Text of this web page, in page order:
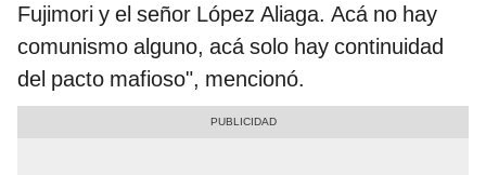
Fujimori y el señor López Aliaga. Acá no hay
comunismo alguno, acá solo hay continuidad
del pacto mafioso", mencionó.